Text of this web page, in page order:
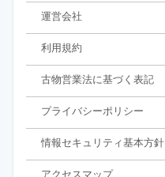
運営会社
利用規約
古物営業法に基づく表記
プライバシーポリシー
情報セキュリティ基本方針
アクセスマップ